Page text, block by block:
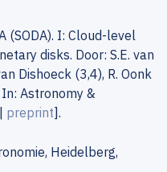
(SODA). I: Cloud-level
disks. Door: S.E. van
Dishoeck (3,4), R. Oonk
Astronomy &
preprint].
Heidelberg,